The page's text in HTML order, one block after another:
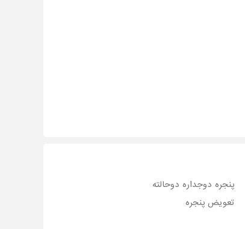
پنجره دوجداره دوحالته
تعویض پنجره